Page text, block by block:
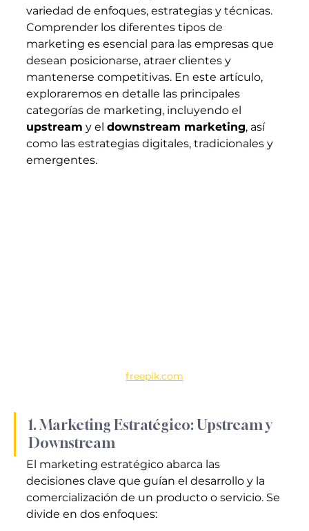
variedad de enfoques, estrategias y técnicas.
Comprender los diferentes tipos de
marketing es esencial para las empresas que
desean posicionarse, atraer clientes y
mantenerse competitivas. En este artículo,
exploraremos en detalle las principales
categorías de marketing, incluyendo el
upstream y el downstream marketing, así
como las estrategias digitales, tradicionales y
emergentes.
freepik.com
1. Marketing Estratégico: Upstream y
Downstream
El marketing estratégico abarca las
decisiones clave que guían el desarrollo y la
comercialización de un producto o servicio. Se
divide en dos enfoques: